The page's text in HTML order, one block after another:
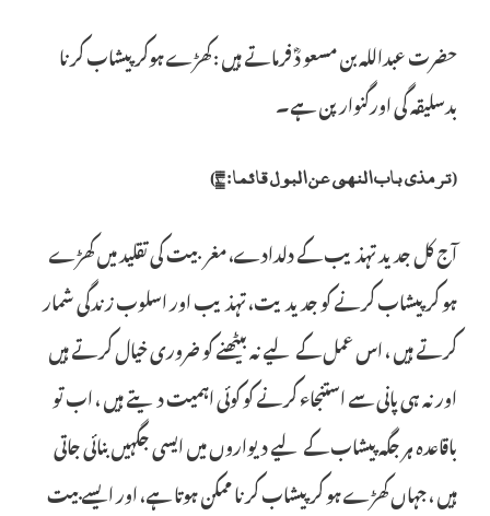
حضرت عبداللہ بن مسعو دؓ فرماتے ہیں : کھڑے ہوکر پیشاب کرنا
بدسلیقہ گی اورگنوارپن ہے۔
(ترمذی باب النھی عن البول قائما: ۱۴)
آج کل جدید تہذیب کے دلدادے، مغربیت کی تقلید میں کھڑے
ہو کر پیشاب کرنے کو جدیدیت، تہذیب اور اسلوب زندگی شمار
کرتے ہیں ، اس عمل کے لیے نہ بیٹھنے کو ضروری خیال کرتے ہیں
اور نہ ہی پانی سے استنجاء کرنے کو کوئی اہمیت دیتے ہیں ، اب تو
باقاعدہ ہر جگہ پیشاب کے لیے دیواروں میں ایسی جگہیں بنائی جاتی
ہیں ، جہاں کھڑے ہو کر پیشاب کرنا ممکن ہوتا ہے، اور ایسے بیت